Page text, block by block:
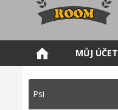
MŮJ ÚČET
Psi